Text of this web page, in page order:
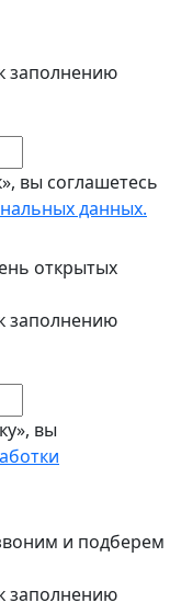
заполнению
вы соглашетесь
данных.
открытых
заполнению
вы
и подберем
заполнению